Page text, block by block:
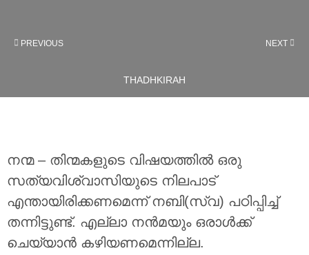
PREVIOUS NEXT
THADHKIRAH
നന്മ – തിന്മകളുടെ വിഷയത്തില്‍ ഒരു
സത്യവിശ്വാസിയുടെ നിലപാട്
എന്തായിരിക്കണമെന്ന് നബി(സ്വ) പഠിപ്പിച്ച്
തന്നിട്ടുണ്ട്. എല്ലാ നന്‍മയും ഒരാള്‍ക്ക്
ചെയ്യാന്‍ കഴിയണമെന്നില്ല.